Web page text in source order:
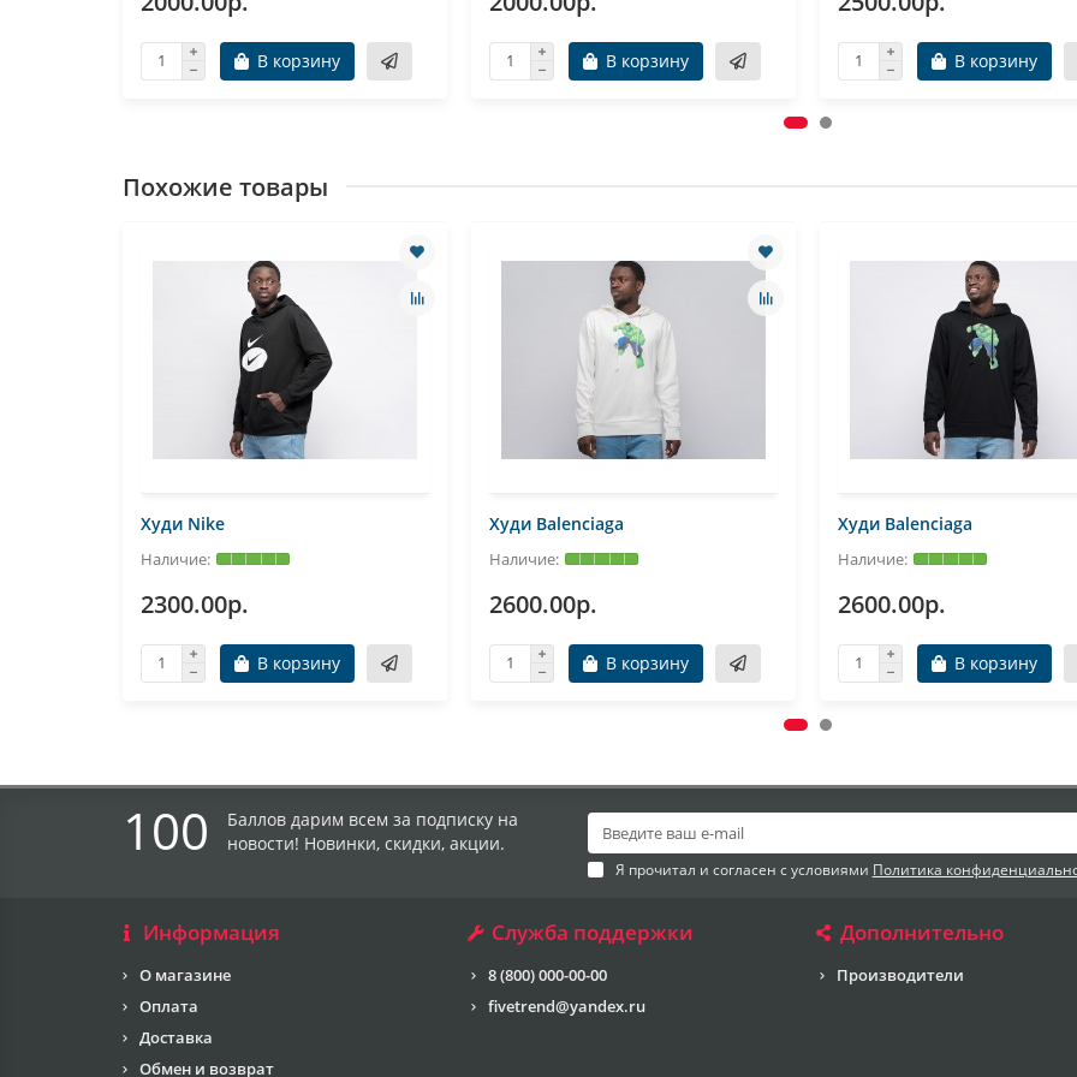
В корзину В корзину В корзину
Похожие товары
Худи Nike
2300.00р.
В корзину
Худи Balenciaga
2600.00р.
В корзину
Худи Balenciaga
2600.00р.
В корзину
100
Баллов дарим всем за подписку на
новости! Новинки, скидки, акции.
Я прочитал и согласен с условиями Политика
Информация
О магазине
Оплата
Доставка
Обмен и возврат
Служба поддержки
8 (800) 000-00-00
fivetrend@yandex.ru
Дополнительно
Производители